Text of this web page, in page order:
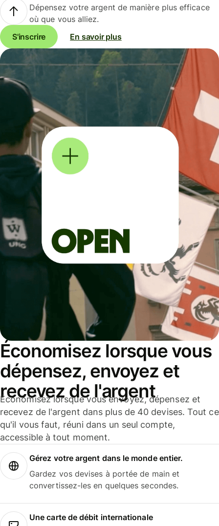
Dépensez votre argent de manière plus efficace
où que vous alliez.
S'inscrire
En savoir plus
Économisez lorsque vous
dépensez, envoyez et
recevez de l'argent
Économisez lorsque vous envoyez, dépensez et
recevez de l'argent dans plus de 40 devises. Tout ce
qu'il vous faut, réuni dans un seul compte,
accessible à tout moment.
Gérez votre argent dans le monde entier.
Gardez vos devises à portée de main et
convertissez-les en quelques secondes.
Une carte de débit internationale